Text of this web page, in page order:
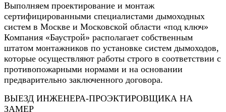
Выполняем проектирование и монтаж
сертифицированными специалистами дымоходных
систем в Москве и Московской области «под ключ»
Компания «Баустрой» располагает собственным
штатом монтажников по установке систем дымоходов,
которые осуществляют работы строго в соответствии с
противопожарными нормами и на основании
предварительно заключенного договора.
ВЫЕЗД ИНЖЕНЕРА-ПРОЭКТИРОВЩИКА НА
ЗАМЕР